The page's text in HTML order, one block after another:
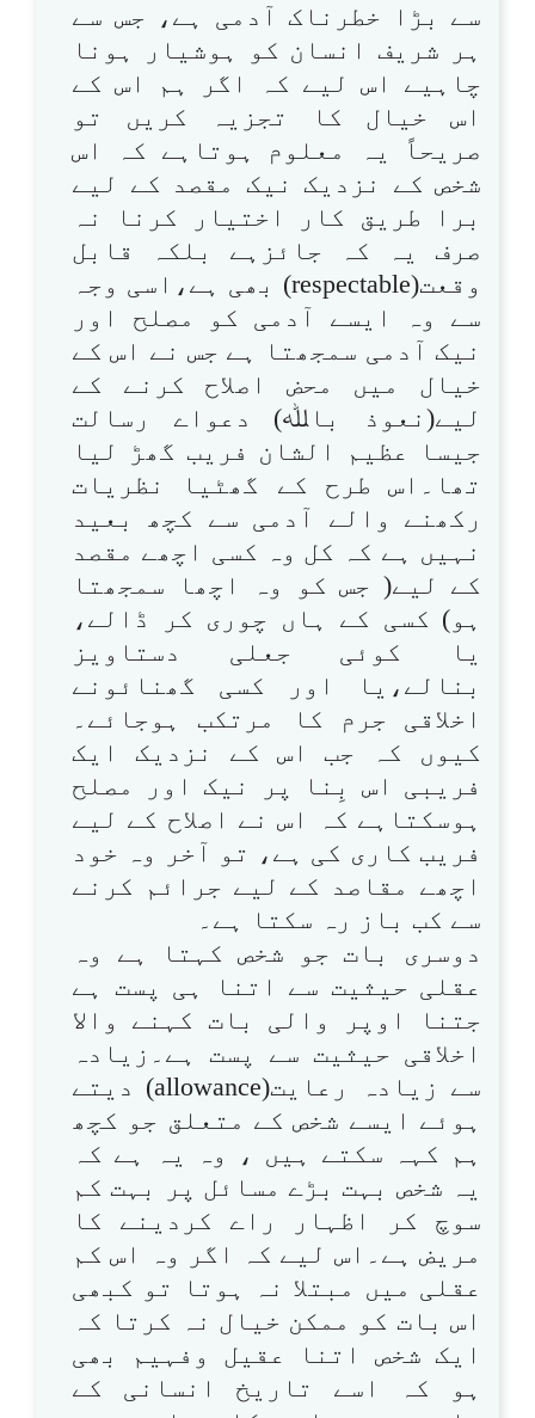
سے بڑا خطرناک آدمی ہے، جس سے
ہر شریف انسان کو ہوشیار ہونا
چاہیے اس لیے کہ اگر ہم اس کے
اس خیال کا تجزیہ کریں تو
صریحاً یہ معلوم ہوتاہے کہ اس
شخص کے نزدیک نیک مقصد کے لیے
برا طریق کار اختیار کرنا نہ
صرف یہ کہ جائزہے بلکہ قابل
وقعت(respectable) بھی ہے،اسی وجہ
سے وہ ایسے آدمی کو مصلح اور
نیک آدمی سمجھتا ہے جس نے اس کے
خیال میں محض اصلاح کرنے کے
لیے(نعوذ باﷲ) دعواے رسالت
جیسا عظیم الشان فریب گھڑ لیا
تھا۔اس طرح کے گھٹیا نظریات
رکھنے والے آدمی سے کچھ بعید
نہیں ہے کہ کل وہ کسی اچھے مقصد
کے لیے( جس کو وہ اچھا سمجھتا
ہو) کسی کے ہاں چوری کر ڈالے،
یا کوئی جعلی دستاویز
بنالے،یا اور کسی گھنائونے
اخلاقی جرم کا مرتکب ہوجائے۔
کیوں کہ جب اس کے نزدیک ایک
فریبی اس بِنا پر نیک اور مصلح
ہوسکتاہے کہ اس نے اصلاح کے لیے
فریب کاری کی ہے، تو آخر وہ خود
اچھے مقاصد کے لیے جرائم کرنے
سے کب باز رہ سکتا ہے۔
دوسری بات جو شخص کہتا ہے وہ
عقلی حیثیت سے اتنا ہی پست ہے
جتنا اوپر والی بات کہنے والا
اخلاقی حیثیت سے پست ہے۔زیادہ
سے زیادہ رعایت(allowance) دیتے
ہوئے ایسے شخص کے متعلق جو کچھ
ہم کہہ سکتے ہیں ، وہ یہ ہے کہ
یہ شخص بہت بڑے مسائل پر بہت کم
سوچ کر اظہار راے کردینے کا
مریض ہے۔اس لیے کہ اگر وہ اس کم
عقلی میں مبتلا نہ ہوتا تو کبھی
اس بات کو ممکن خیال نہ کرتا کہ
ایک شخص اتنا عقیل وفہیم بھی
ہو کہ اسے تاریخ انسانی کے